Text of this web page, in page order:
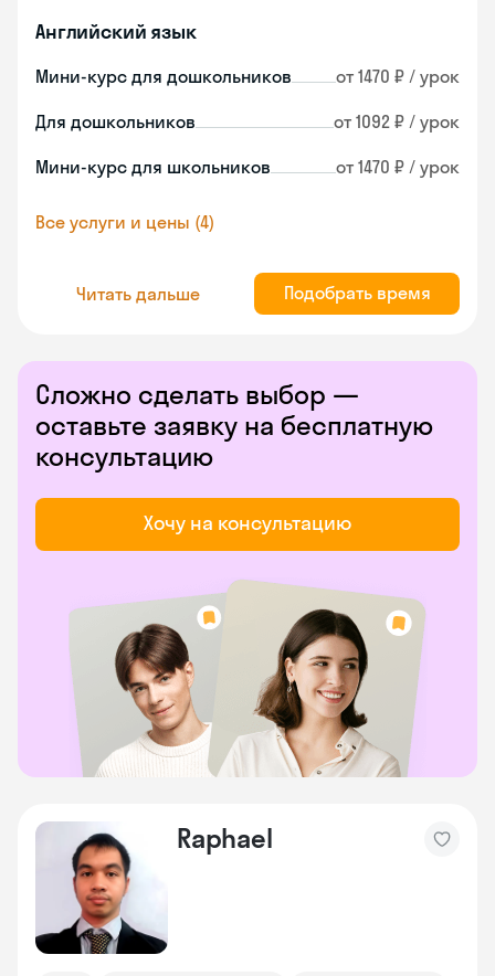
Английский язык
Мини-курс для дошкольников от 1470 ₽ / урок
Для дошкольников от 1092 ₽ / урок
Мини-курс для школьников от 1470 ₽ / урок
Все услуги и цены (4)
Читать дальше Подобрать время
Сложно сделать выбор —
оставьте заявку на бесплатную
консультацию
Хочу на консультацию
Raphael